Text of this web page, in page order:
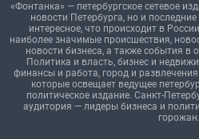
«Фонтанка» — петербургское сетевое
новости Петербурга, но и
интересное, что происходит в
наиболее значимые происшествия,
новости бизнеса, а также события в
Политика и власть, бизнес и
финансы и работа, город и
которые освещает ведущее
политическое издание. Санкт-
аудитория — лидеры бизнеса и
горожан.